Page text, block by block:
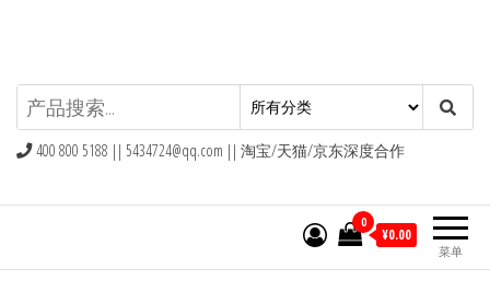
九块九包邮,9块9包邮,9.9元包邮,九
块九官网
400 800 5188 || 5434724@qq.com || 淘宝/天猫/京东深度合作
菜单
0
¥0.00